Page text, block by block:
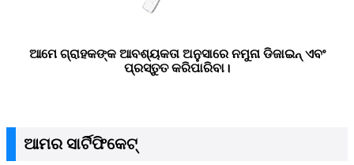
ଆମେ ଗ୍ରାହକଙ୍କ ଆବଶ୍ୟକତା ଅନୁସାରେ ନମୁନା ଡିଜାଇନ୍ ଏବଂ
ପ୍ରସ୍ତୁତ କରିପାରିବା।
ଆମର ସାର୍ଟିଫିକେଟ୍